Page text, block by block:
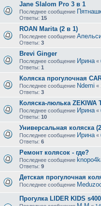
Jane Slalom Pro 3 в 1
Последнее сообщение
Ответы: 15
ROAN Marita (2 в 1)
Последнее сообщение
Ответы: 3
Brevi Ginger
Последнее сообщение Ирина«
Ответы: 1
Коляска прогулочная
Последнее сообщение Ndemi «
Ответы: 3
Коляска-люлька ZEKIWA
Последнее сообщение Ирина«
Ответы: 10
Универсальная коляска
Последнее сообщение Ирина«
Ответы: 6
Ремонт колясок - где?
Последнее сообщение
Ответы: 9
Детская прогулочная
Последнее сообщение
Прогулка LIDER KIDS s400